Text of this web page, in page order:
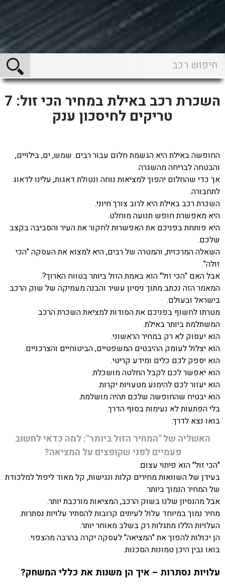
השכרת רכב באילת במחיר הכי זול: 7
טריקים לחיסכון ענק
החופשה באילת היא הגשמת חלום עבור רבים. שמש, ים, בילויים,
והבטחה לבריחה מהשגרה.
אך כדי שהחלום יהפוך למציאות נוחה ונטולת דאגות, עלינו לדאוג
לתחבורה.
השכרת רכב באילת היא לרוב צורך חיוני.
היא מאפשרת חופש תנועה מוחלט.
היא פותחת בפניכם את האפשרות לחקור את העיר והסביבה בקצב
שלכם.
השאלה המרכזית, והמטרה של רבים, היא למצוא את העסקה "הכי
זולה".
אבל האם "הכי זול" הוא באמת הזול ביותר בטווח הארוך?
המאמר הזה נכתב מתוך ניסיון עשיר והבנה מעמיקה של שוק הרכב
בישראל ובעולם.
מטרתו לחשוף בפניכם את הסודות למציאת השכרת הרכב
המשתלמת ביותר באילת.
הוא יעסוק לא רק במחיר הראשוני.
הוא יצלול לעומק ההיבטים המשפטיים, הביטוחיים והצרכניים.
הוא יספק לכם כלים ומידע קריטי.
הוא יאפשר לכם לקבל החלטה מושכלת.
הוא יעזור לכם להימנע מטעויות יקרות.
הוא יבטיח שהחופשה שלכם תהיה מושלמת.
בלי הפתעות לא נעימות בסוף הדרך.
בואו נצא לדרך.
האשליה של "המחיר הזול ביותר": למה כדאי לחשוב
פעמיים לפני שקופצים על המציאה?
"הכי זול" הוא פיתוי עצום.
בעידן של השוואות מחירים קלות ונגישות, קל מאוד ליפול למלכודת
של המחיר הנמוך ביותר.
אבל מהנסיון שלנו בשוק הרכב, המציאות מורכבת יותר.
מחיר נמוך במיוחד עלול לעיתים קרובות להסתיר עלויות נסתרות.
העלויות הללו מתגלות רק בשלב מאוחר יותר.
הן יכולות להפוך את "המציאה" לעסקה יקרה בהרבה מהצפוי.
בואו נבין היכן טמונות הסכנות.
עלויות נסתרות – איך הן משנות את כללי המשחק?